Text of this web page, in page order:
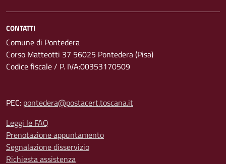
CONTATTI
Comune di Pontedera
Corso Matteotti 37 56025 Pontedera (Pisa)
Codice fiscale / P. IVA:00353170509
PEC: pontedera@postacert.toscana.it
Leggi le FAQ
Prenotazione appuntamento
Segnalazione disservizio
Richiesta assistenza